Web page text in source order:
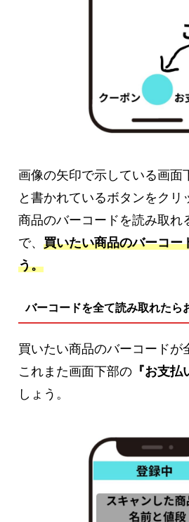
画像の矢印で示している画面
と書かれているボタンをクリ
商品のバーコードを読み取れ
で、 買いたい商品のバーコー
う。
バーコードを全て読み取れたら
買いたい商品のバーコードが
これまた画面下部の 『お支払
しょう。